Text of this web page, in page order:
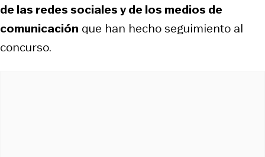
de las redes sociales y de los medios de
comunicación que han hecho seguimiento al
concurso.